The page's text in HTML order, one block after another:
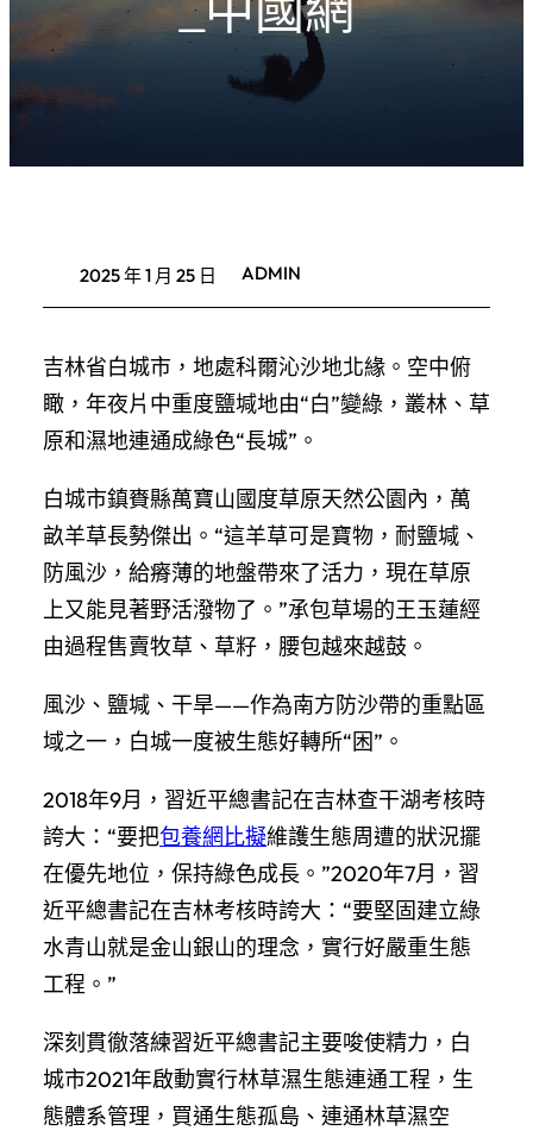
_中國網
2025 年 1 月 25 日 ADMIN
吉林省白城市，地處科爾沁沙地北緣。空中俯
瞰，年夜片中重度鹽堿地由“白”變綠，叢林、草
原和濕地連通成綠色“長城”。
白城市鎮賚縣萬寶山國度草原天然公園內，萬
畝羊草長勢傑出。“這羊草可是寶物，耐鹽堿、
防風沙，給瘠薄的地盤帶來了活力，現在草原
上又能見著野活潑物了。”承包草場的王玉蓮經
由過程售賣牧草、草籽，腰包越來越鼓。
風沙、鹽堿、干旱——作為南方防沙帶的重點區
域之一，白城一度被生態好轉所“困”。
2018年9月，習近平總書記在吉林查干湖考核時
誇大：“要把包養網比擬維護生態周遭的狀況擺
在優先地位，保持綠色成長。”2020年7月，習
近平總書記在吉林考核時誇大：“要堅固建立綠
水青山就是金山銀山的理念，實行好嚴重生態
工程。”
深刻貫徹落練習近平總書記主要唆使精力，白
城市2021年啟動實行林草濕生態連通工程，生
態體系管理，買通生態孤島、連通林草濕空